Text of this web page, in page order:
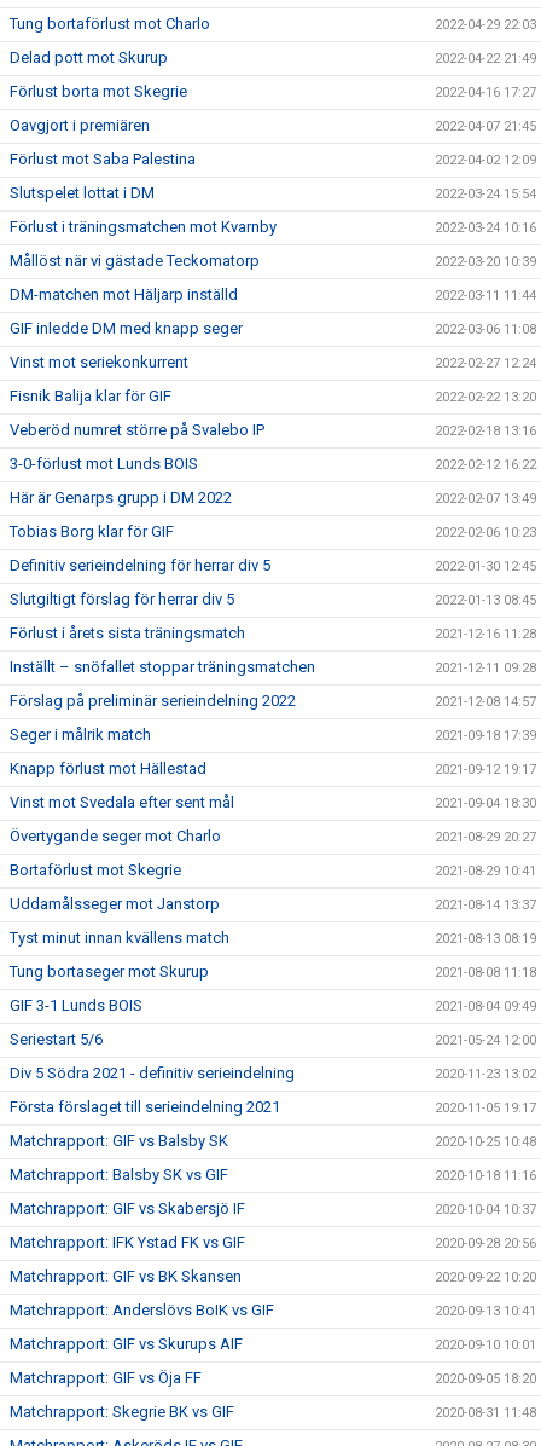
Tung bortaförlust mot Charlo 2022-04-29 22:03
Delad pott mot Skurup 2022-04-22 21:49
Förlust borta mot Skegrie 2022-04-16 17:27
Oavgjort i premiären 2022-04-07 21:45
Förlust mot Saba Palestina 2022-04-02 12:09
Slutspelet lottat i DM 2022-03-24 15:54
Förlust i träningsmatchen mot Kvarnby 2022-03-24 10:16
Mållöst när vi gästade Teckomatorp 2022-03-20 10:39
DM-matchen mot Häljarp inställd 2022-03-11 11:44
GIF inledde DM med knapp seger 2022-03-06 11:08
Vinst mot seriekonkurrent 2022-02-27 12:24
Fisnik Balija klar för GIF 2022-02-22 13:20
Veberöd numret större på Svalebo IP 2022-02-18 13:16
3-0-förlust mot Lunds BOIS 2022-02-12 16:22
Här är Genarps grupp i DM 2022 2022-02-07 13:49
Tobias Borg klar för GIF 2022-02-06 10:23
Definitiv serieindelning för herrar div 5 2022-01-30 12:45
Slutgiltigt förslag för herrar div 5 2022-01-13 08:45
Förlust i årets sista träningsmatch 2021-12-16 11:28
Inställt – snöfallet stoppar träningsmatchen 2021-12-11 09:28
Förslag på preliminär serieindelning 2022 2021-12-08 14:57
Seger i målrik match 2021-09-18 17:39
Knapp förlust mot Hällestad 2021-09-12 19:17
Vinst mot Svedala efter sent mål 2021-09-04 18:30
Övertygande seger mot Charlo 2021-08-29 20:27
Bortaförlust mot Skegrie 2021-08-29 10:41
Uddamålsseger mot Janstorp 2021-08-14 13:37
Tyst minut innan kvällens match 2021-08-13 08:19
Tung bortaseger mot Skurup 2021-08-08 11:18
GIF 3-1 Lunds BOIS 2021-08-04 09:49
Seriestart 5/6 2021-05-24 12:00
Div 5 Södra 2021 - definitiv serieindelning 2020-11-23 13:02
Första förslaget till serieindelning 2021 2020-11-05 19:17
Matchrapport: GIF vs Balsby SK 2020-10-25 10:48
Matchrapport: Balsby SK vs GIF 2020-10-18 11:16
Matchrapport: GIF vs Skabersjö IF 2020-10-04 10:37
Matchrapport: IFK Ystad FK vs GIF 2020-09-28 20:56
Matchrapport: GIF vs BK Skansen 2020-09-22 10:20
Matchrapport: Anderslövs BoIK vs GIF 2020-09-13 10:41
Matchrapport: GIF vs Skurups AIF 2020-09-10 10:01
Matchrapport: GIF vs Öja FF 2020-09-05 18:20
Matchrapport: Skegrie BK vs GIF 2020-08-31 11:48